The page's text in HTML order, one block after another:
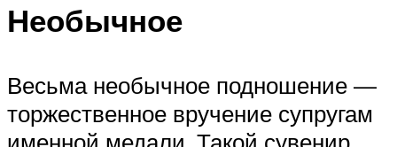
Необычное
Весьма необычное подношение —
торжественное вручение супругам